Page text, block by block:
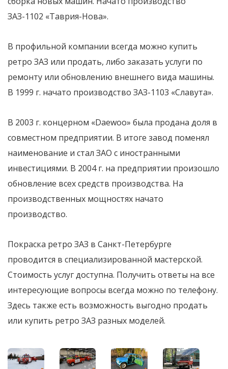
ЗАЗ-1102 «Таврия-Нова».
В профильной компании всегда можно купить
ретро ЗАЗ или продать, либо заказать услуги по
ремонту или обновлению внешнего вида машины.
В 1999 г. начато производство ЗАЗ-1103 «Славута».
В 2003 г. концерном «Daewoo» была продана доля в
совместном предприятии. В итоге завод поменял
наименование и стал ЗАО с иностранными
инвестициями. В 2004 г. на предприятии произошло
обновление всех средств производства. На
производственных мощностях начато
производство.
Покраска ретро ЗАЗ в Санкт-Петербурге
проводится в специализированной мастерской.
Стоимость услуг доступна. Получить ответы на все
интересующие вопросы всегда можно по телефону.
Здесь также есть возможность выгодно продать
или купить ретро ЗАЗ разных моделей.